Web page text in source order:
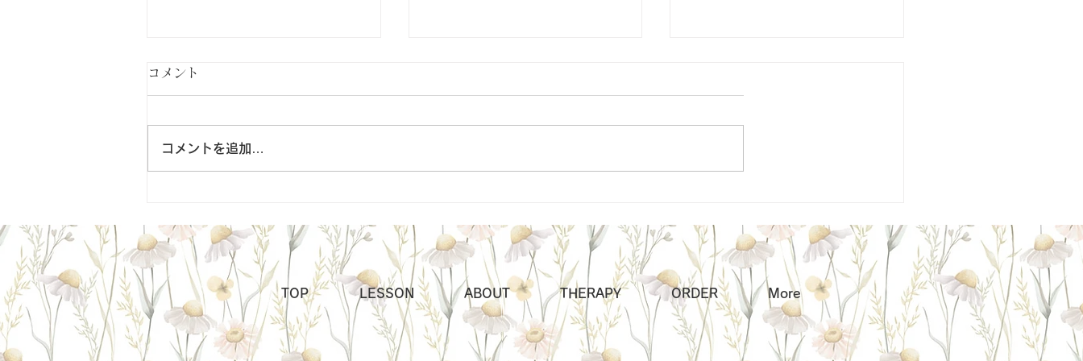
春の小さな花展
リース作り
した
コメント
コメントを追加…
TOP LESSON ABOUT THERAPY ORDER More